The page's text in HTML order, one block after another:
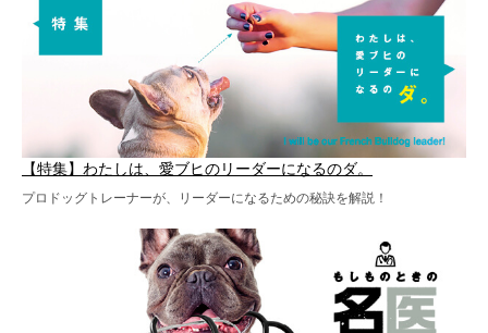
【特集】わたしは、愛ブヒのリーダーになるのダ。
プロドッグトレーナーが、リーダーになるための秘訣を解説！